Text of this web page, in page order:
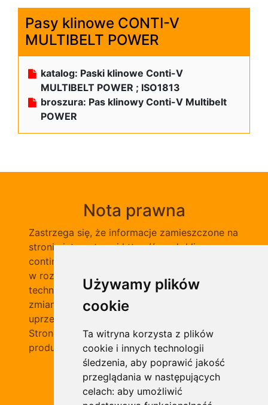
Używamy plików
cookie
Ta witryna korzysta z plików
cookie i innych technologii
śledzenia, aby poprawić jakość
przeglądania w następujących
celach: aby umożliwić
Pasy klinowe CONTI-V
MULTIBELT POWER
katalog: Paski klinowe Conti-V
MULTIBELT POWER ; ISO1813
broszura: Pas klinowy Conti-V Multibelt
POWER
Nota prawna
Zastrzega się, że informacje zamieszczone na
stronie internetowej https://pasek-klinowy-
continental.pl/ nie-stanowią oferty handlowej
w rozumieniu prawa, ponadto opisy, dane
techniczne i pozostałe informacje mogą ulec
zmianie bez podania przyczyny i bez
uprzedzenia.
Stronę opracowano na bazie informacji o
produktach marki Continental i SIT